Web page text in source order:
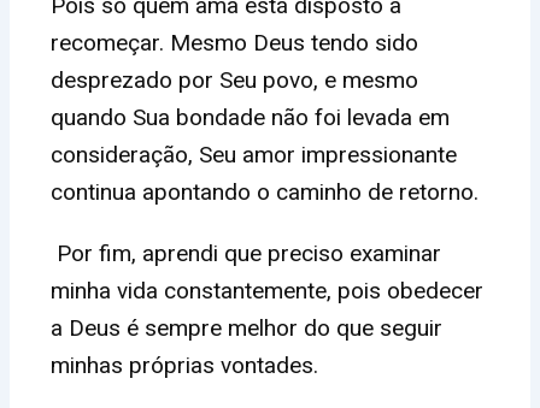
recomeçar. Mesmo Deus tendo sido
desprezado por Seu povo, e mesmo
quando Sua bondade não foi levada em
consideração, Seu amor impressionante
continua apontando o caminho de retorno.
Por fim, aprendi que preciso examinar
minha vida constantemente, pois obedecer
a Deus é sempre melhor do que seguir
minhas próprias vontades.